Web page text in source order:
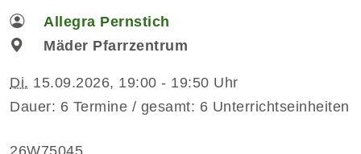
Allegra Pernstich
Mäder Pfarrzentrum
Di. 15.09.2026, 19:00 - 19:50 Uhr
Dauer: 6 Termine / gesamt: 6 Unterrichtseinheiten
26W75045